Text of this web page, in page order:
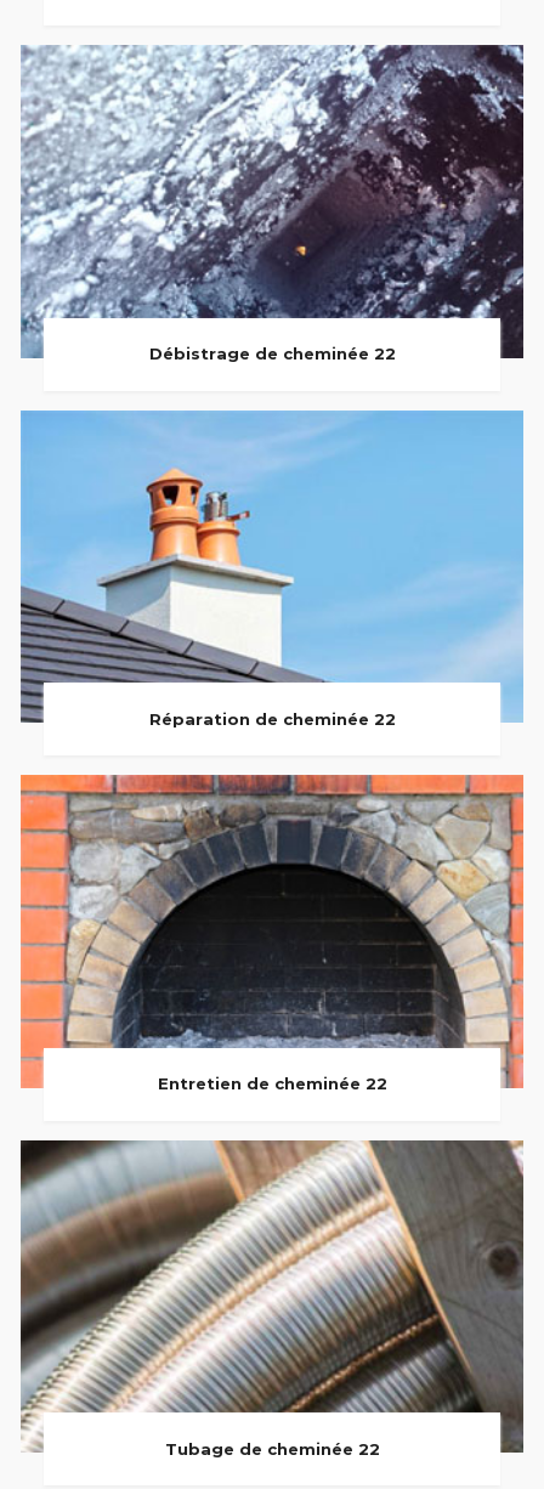
Débistrage de cheminée 22
Réparation de cheminée 22
Entretien de cheminée 22
Tubage de cheminée 22